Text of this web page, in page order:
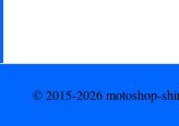
© 2015-2026 motoshop-